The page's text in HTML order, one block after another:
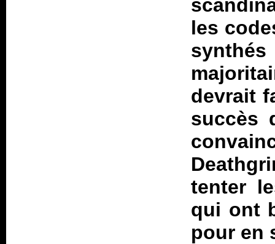
les
synthés
devrait
succès
tenter
qui ont
pour en